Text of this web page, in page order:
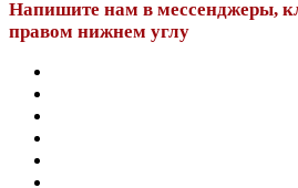
Напишите нам в мессенджеры,
правом нижнем углу